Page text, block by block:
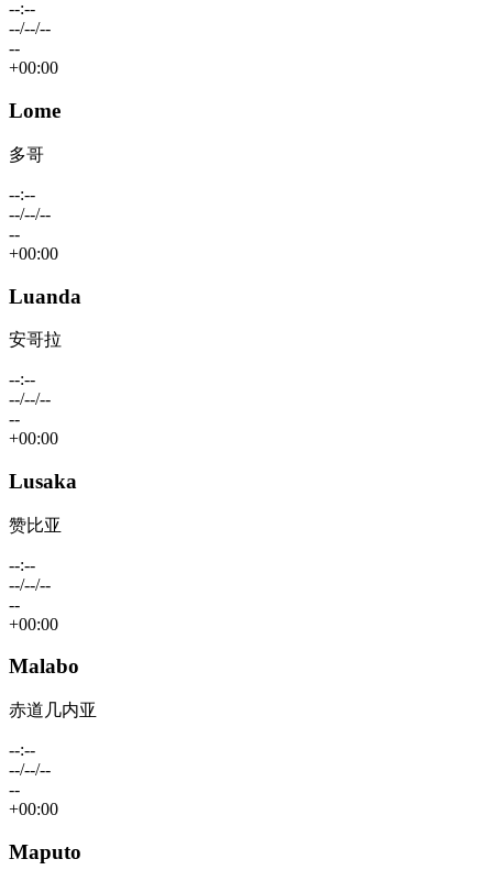
--:--
--/--/--
--
+00:00
Lome
多哥
--:--
--/--/--
--
+00:00
Luanda
安哥拉
--:--
--/--/--
--
+00:00
Lusaka
赞比亚
--:--
--/--/--
--
+00:00
Malabo
赤道几内亚
--:--
--/--/--
--
+00:00
Maputo